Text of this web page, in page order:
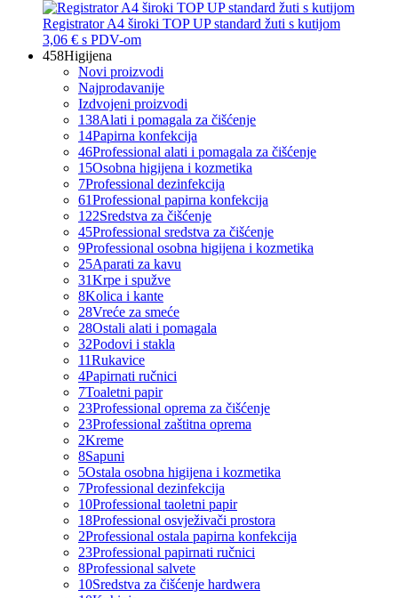
Registrator A4 široki TOP UP standard žuti s kutijom
3,06 € s PDV-om
458Higijena
Novi proizvodi
Najprodavanije
Izdvojeni proizvodi
138Alati i pomagala za čišćenje
14Papirna konfekcija
46Professional alati i pomagala za čišćenje
15Osobna higijena i kozmetika
7Professional dezinfekcija
61Professional papirna konfekcija
122Sredstva za čišćenje
45Professional sredstva za čišćenje
9Professional osobna higijena i kozmetika
25Aparati za kavu
31Krpe i spužve
8Kolica i kante
28Vreće za smeće
28Ostali alati i pomagala
32Podovi i stakla
11Rukavice
4Papirnati ručnici
7Toaletni papir
23Professional oprema za čišćenje
23Professional zaštitna oprema
2Kreme
8Sapuni
5Ostala osobna higijena i kozmetika
7Professional dezinfekcija
10Professional taoletni papir
18Professional osvježivači prostora
2Professional ostala papirna konfekcija
23Professional papirnati ručnici
8Professional salvete
10Sredstva za čišćenje hardwera